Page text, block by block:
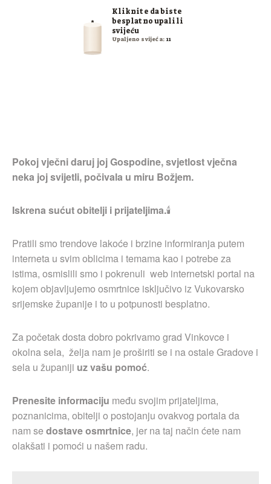
Kliknite da biste
besplatno upalili
svijeću
Upaljeno svijeća: 11
Pokoj vječni daruj joj Gospodine, svjetlost vječna
neka joj svijetli, počivala u miru Božjem.
Iskrena sućut obitelji i prijateljima.🕯
Pratili smo trendove lakoće i brzine informiranja putem
interneta u svim oblicima i temama kao i potrebe za
istima, osmislili smo i pokrenuli web internetski portal na
kojem objavljujemo osmrtnice isključivo iz Vukovarsko
srijemske županije i to u potpunosti besplatno.
Za početak dosta dobro pokrivamo grad Vinkovce i
okolna sela, želja nam je proširiti se i na ostale Gradove i
sela u županiji uz vašu pomoć.
Prenesite informaciju među svojim prijateljima,
poznanicima, obitelji o postojanju ovakvog portala da
nam sedostave osmrtnice, jer na taj način ćete nam
olakšati i pomoći u našem radu.